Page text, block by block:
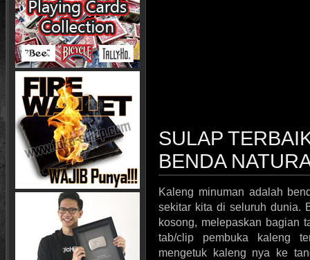
SULAP
BENDA
Kaleng minuman adalah
sekitar kita di seluruh dunia.
kosong, melepaskan bagian
tab/clip pembuka kaleng
mengetuk kaleng nya ke